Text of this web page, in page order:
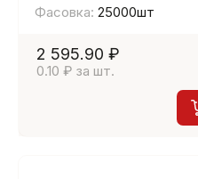
Фасовка: 25000шт
2 595.90 ₽
0.10 ₽ за шт.